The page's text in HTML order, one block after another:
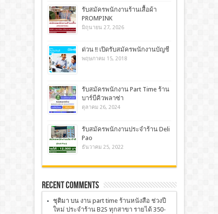
รับสมัครพนักงานร้านเสื้อผ้า
PROMPINK
มิถุนายน 27, 2026
ด่วน !! เปิดรับสมัครพนักงานบัญชี
พฤษภาคม 15, 2018
รับสมัครพนักงาน Part Time ร้าน
บาร์บีคิวพลาซ่า
ตุลาคม 26, 2024
รับสมัครพนักงานประจำร้าน Deli
Pao
ธันวาคม 25, 2022
Recent Comments
ชุติมา บน งาน part time ร้านหนังสือ ช่วงปี
ใหม่ ประจำร้าน B2S ทุกสาขา รายได้ 350-